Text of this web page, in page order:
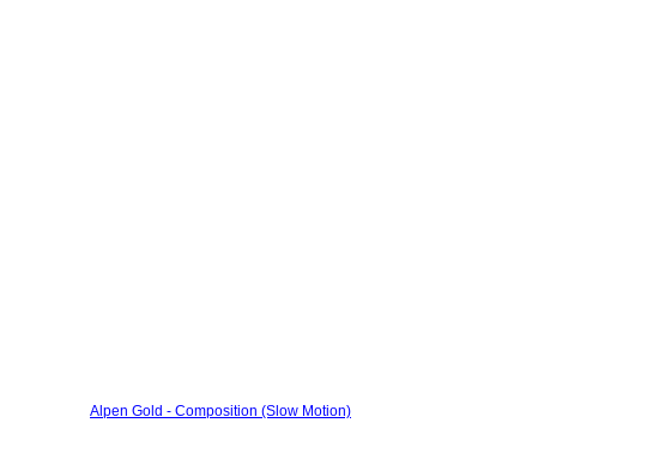
Alpen Gold - Composition (Slow Motion)